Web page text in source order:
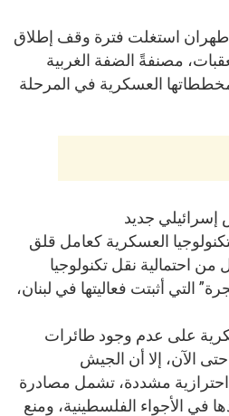
استغلت فترة وقف إطلاق
مصنفةً الضفة الغربية
العسكرية في المرحلة
جديد
العسكرية كعامل قلق
احتمالية نقل تكنولوجيا
التي أثبتت فعاليتها في لبنان،
على عدم وجود طائرات
الآن، إلا أن الجيش
احترازية مشددة، تشمل مصادرة
في الأجواء الفلسطينية، ومنع